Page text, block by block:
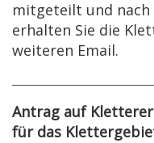
mitgeteilt und nach
erhalten Sie die
weiteren Email.
Antrag auf
für das